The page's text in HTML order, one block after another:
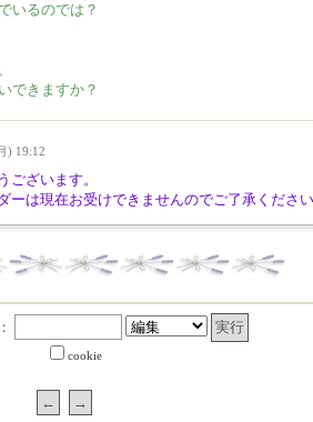
いるのでは？
できますか？
) 19:12
ございます。
ーは現在お受けできませんのでご了承くださ
cookie